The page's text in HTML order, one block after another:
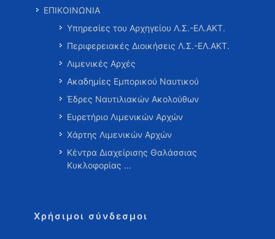
ΕΠΙΚΟΙΝΩΝΙΑ
Υπηρεσίες του Αρχηγείου Λ.Σ.-ΕΛ.ΑΚΤ.
Περιφερειακές Διοικήσεις Λ.Σ.-ΕΛ.ΑΚΤ.
Λιμενικές Αρχές
Ακαδημίες Εμπορικού Ναυτικού
Έδρες Ναυτιλιακών Ακολούθων
Ευρετήριο Λιμενικών Αρχών
Χάρτης Λιμενικών Αρχών
Κέντρα Διαχείρισης Θαλάσσιας
Κυκλοφορίας …
Χρήσιμοι σύνδεσμοι